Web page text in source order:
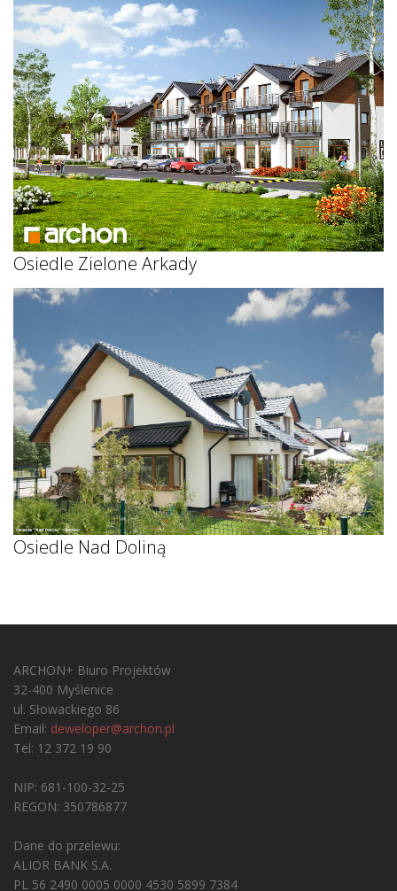
Osiedle Zielone Arkady
Osiedle Nad Doliną
ARCHON+ Biuro Projektów
32-400 Myślenice
ul. Słowackiego 86
Email: deweloper@archon.pl
Tel: 12 372 19 90
NIP: 681-100-32-25
REGON: 350786877
Dane do przelewu:
ALIOR BANK S.A.
PL 56 2490 0005 0000 4530 5899 7384